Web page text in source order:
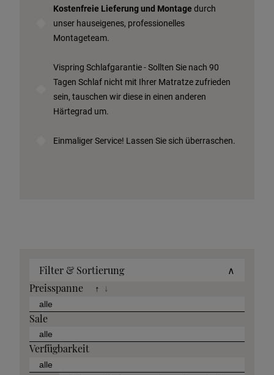
Kostenfreie Lieferung und Montage durch
unser hauseigenes, professionelles
Montageteam.
Vispring Schlafgarantie - Sollten Sie nach 90
Tagen Schlaf nicht mit Ihrer Matratze zufrieden
sein, tauschen wir diese in einen anderen
Härtegrad um.
Einmaliger Service! Lassen Sie sich überraschen.
Filter & Sortierung
∧
Preisspanne
↑ ↓
Sale
Verfügbarkeit